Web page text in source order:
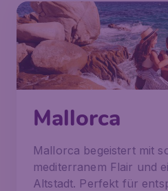
Mallorca
Mallorca begeistert mit
mediterranem Flair und
Altstadt. Perfekt für